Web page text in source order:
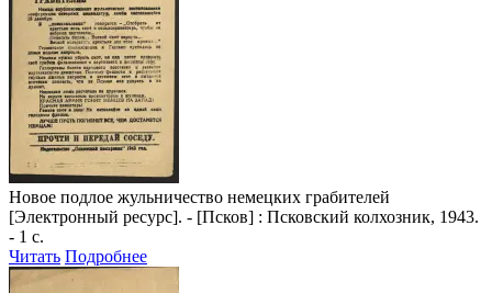
Новое подлое жульничество немецких грабителей
[Электронный ресурс]. - [Псков] : Псковский колхозник, 1943.
- 1 с.
Читать Подробнее